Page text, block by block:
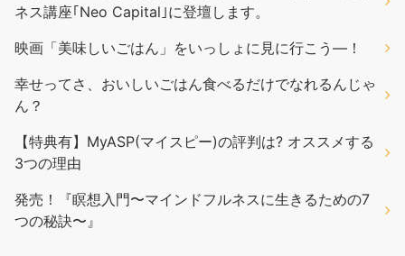
ネス講座｢Neo Capital｣に登壇します。
映画「美味しいごはん」をいっしょに見に行こう―！
幸せってさ、おいしいごはん食べるだけでなれるんじゃ
ん？
【特典有】MyASP(マイスピー)の評判は? オススメする
3つの理由
発売！『瞑想入門〜マインドフルネスに生きるための7
つの秘訣〜』